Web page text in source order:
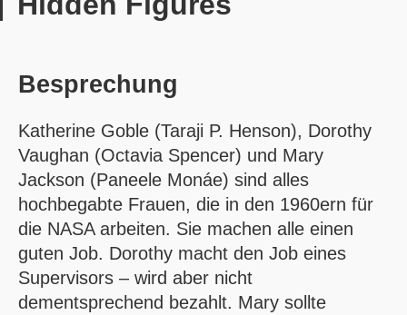
Besprechung
Katherine Goble (Taraji P. Henson), Dorothy
Vaughan (Octavia Spencer) und Mary
Jackson (Paneele Monáe) sind alles
hochbegabte Frauen, die in den 1960ern für
die NASA arbeiten. Sie machen alle einen
guten Job. Dorothy macht den Job eines
Supervisors – wird aber nicht
dementsprechend bezahlt. Mary sollte